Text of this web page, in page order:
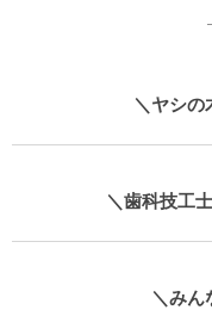
＼ヤシの
＼歯科技工
＼みん